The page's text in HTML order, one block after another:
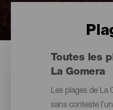
Toutes les
La Gomera
Les plages de La
sans conteste